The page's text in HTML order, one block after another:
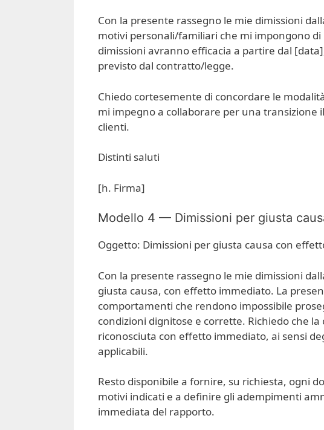
Con la presente rassegno le mie dimissioni
motivi personali/familiari che mi impongono
dimissioni avranno efficacia a partire dal
previsto dal contratto/legge.
Chiedo cortesemente di concordare le
mi impegno a collaborare per una transizione
clienti.
Distinti saluti
[h. Firma]
Modello 4 — Dimissioni per giusta
Oggetto: Dimissioni per giusta causa con
Con la presente rassegno le mie dimissioni
giusta causa, con effetto immediato. La
comportamenti che rendono impossibile
condizioni dignitose e corrette. Richiedo che
riconosciuta con effetto immediato, ai sensi
applicabili.
Resto disponibile a fornire, su richiesta, ogni
motivi indicati e a definire gli adempimenti
immediata del rapporto.